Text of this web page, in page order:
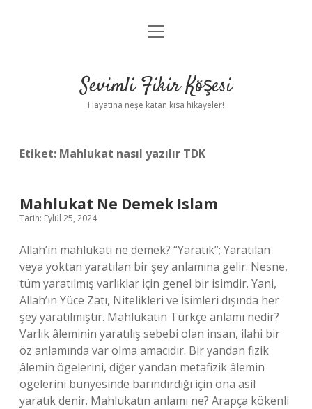
Anasayfa
Yasal Uyarı
menüyü
Sevimli Fikir Köşesi
Hayatına neşe katan kısa hikayeler!
Etiket: Mahlukat nasıl yazılır TDK
Mahlukat Ne Demek Islam
Tarih: Eylül 25, 2024
Allah’ın mahlukatı ne demek? “Yaratık”; Yaratılan
veya yoktan yaratılan bir şey anlamına gelir. Nesne,
tüm yaratılmış varlıklar için genel bir isimdir. Yani,
Allah’ın Yüce Zatı, Nitelikleri ve İsimleri dışında her
şey yaratılmıştır. Mahlukatın Türkçe anlamı nedir?
Varlık âleminin yaratılış sebebi olan insan, ilahi bir
öz anlamında var olma amacıdır. Bir yandan fizik
âlemin ögelerini, diğer yandan metafizik âlemin
ögelerini bünyesinde barındırdığı için ona asil
yaratık denir. Mahlukatın anlamı ne? Arapça kökenli